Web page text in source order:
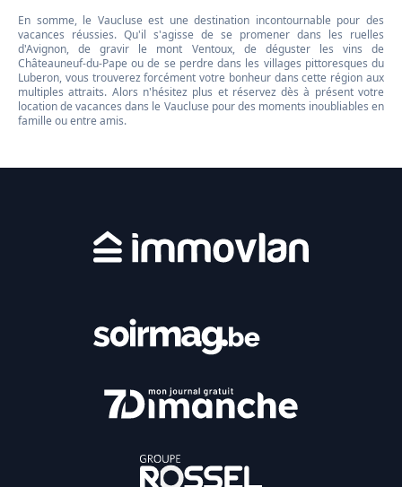
En somme, le Vaucluse est une destination incontournable pour des
vacances réussies. Qu'il s'agisse de se promener dans les ruelles
d'Avignon, de gravir le mont Ventoux, de déguster les vins de
Châteauneuf-du-Pape ou de se perdre dans les villages pittoresques du
Luberon, vous trouverez forcément votre bonheur dans cette région aux
multiples attraits. Alors n'hésitez plus et réservez dès à présent votre
location de vacances dans le Vaucluse pour des moments inoubliables en
famille ou entre amis.